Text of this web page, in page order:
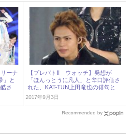
ーナ
」と
さ
【プレバト!! ウォッチ】発想が
「ほんっとうに凡人」と辛口評価さ
れた、KAT-TUN上田竜也の俳句と
は？
2017年9月3日
Recommended by